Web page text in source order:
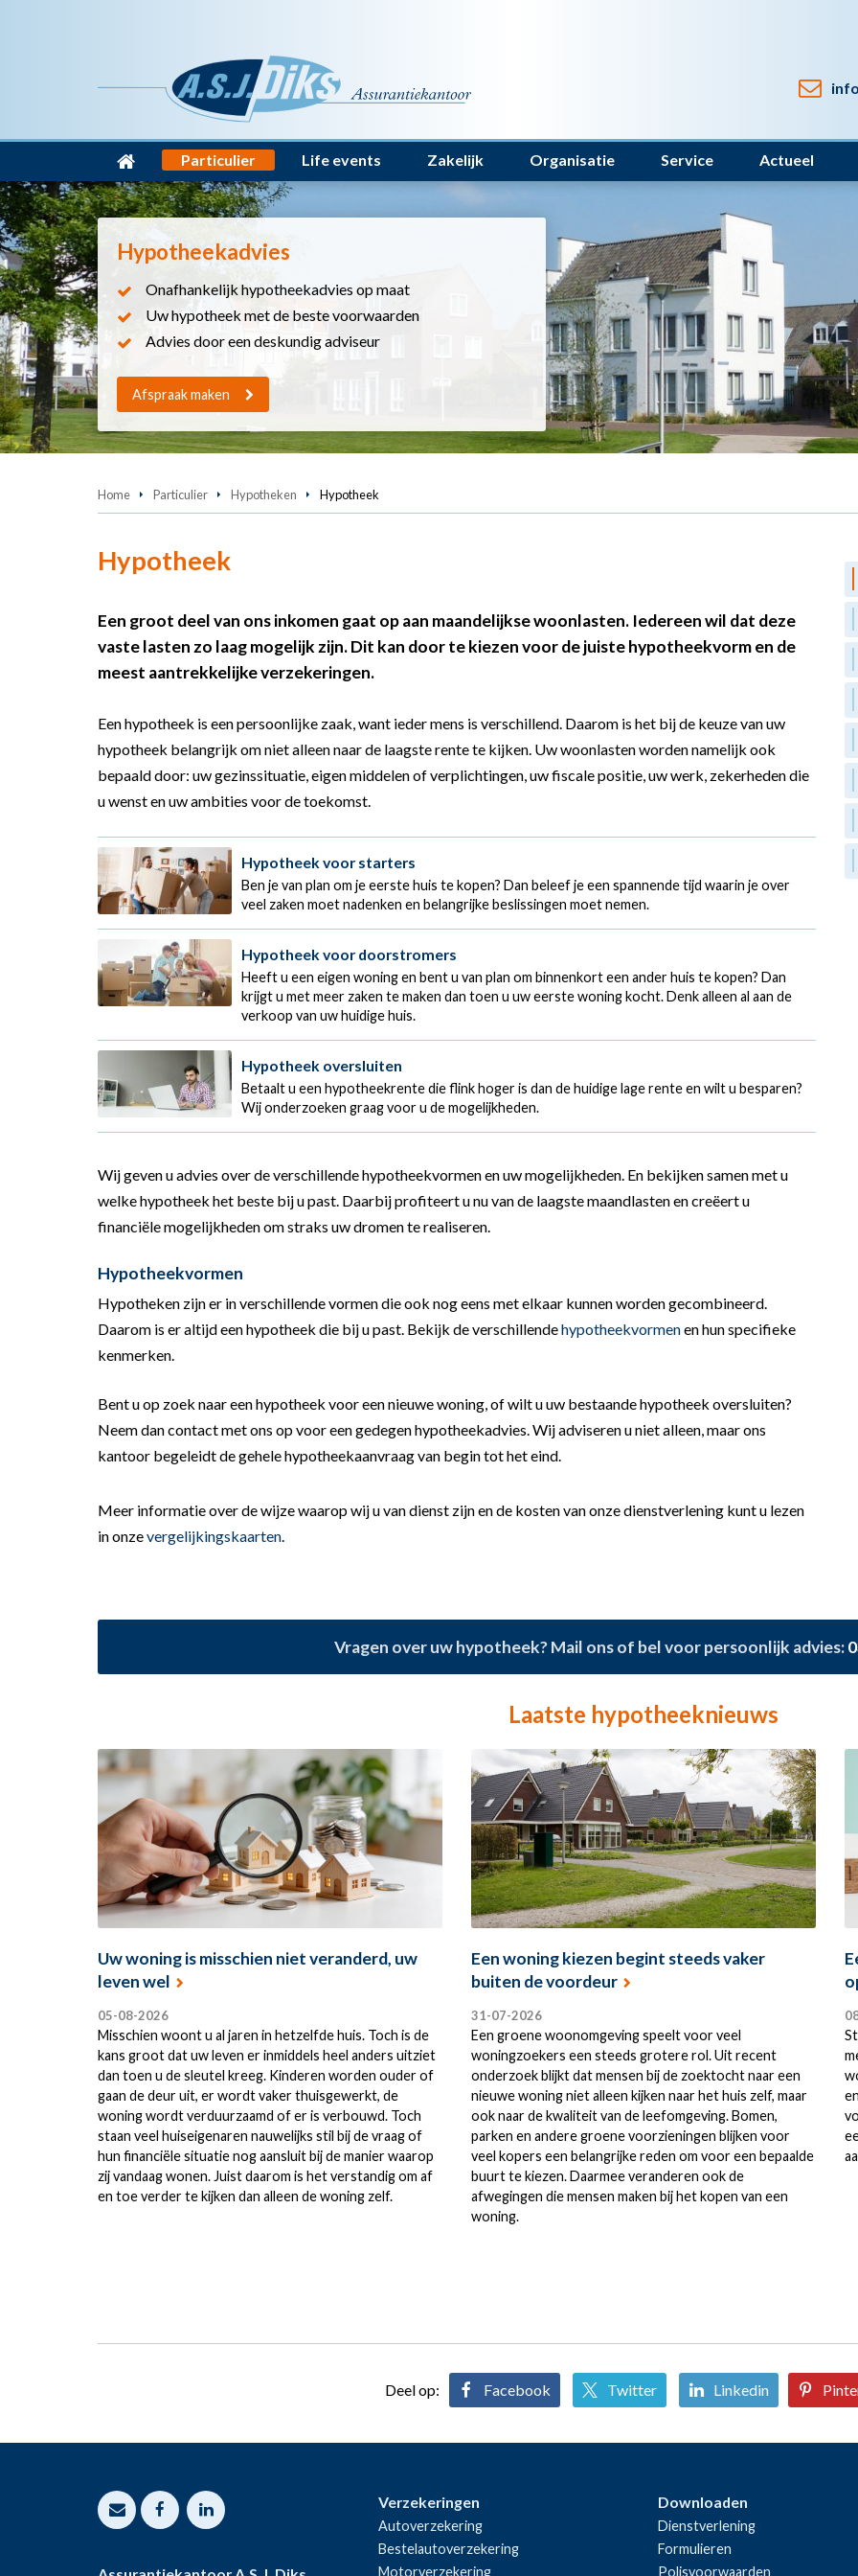
Particulier Life events Zakelijk Organisatie Service Actueel
Hypotheekadvies
Onafhankelijk hypotheekadvies op maat
Uw hypotheek met de beste voorwaarden
Advies door een deskundig adviseur
Afspraak maken
Home Particulier Hypotheken Hypotheek
Hypotheek
Een groot deel van ons inkomen gaat op aan maandelijkse woonlasten. Iedereen wil dat deze
vaste lasten zo laag mogelijk zijn. Dit kan door te kiezen voor de juiste hypotheekvorm en de
meest aantrekkelijke verzekeringen.
Een hypotheek is een persoonlijke zaak, want ieder mens is verschillend. Daarom is het bij de keuze van uw
hypotheek belangrijk om niet alleen naar de laagste rente te kijken. Uw woonlasten worden namelijk ook
bepaald door: uw gezinssituatie, eigen middelen of verplichtingen, uw fiscale positie, uw werk, zekerheden die
u wenst en uw ambities voor de toekomst.
Hypotheek voor starters
Ben je van plan om je eerste huis te kopen? Dan beleef je een spannende tijd waarin je over
veel zaken moet nadenken en belangrijke beslissingen moet nemen.
Hypotheek voor doorstromers
Heeft u een eigen woning en bent u van plan om binnenkort een ander huis te kopen? Dan
krijgt u met meer zaken te maken dan toen u uw eerste woning kocht. Denk alleen al aan de
verkoop van uw huidige huis.
Hypotheek oversluiten
Betaalt u een hypotheekrente die flink hoger is dan de huidige lage rente en wilt u besparen?
Wij onderzoeken graag voor u de mogelijkheden.
Wij geven u advies over de verschillende hypotheekvormen en uw mogelijkheden. En bekijken samen met u
welke hypotheek het beste bij u past. Daarbij profiteert u nu van de laagste maandlasten en creëert u
financiële mogelijkheden om straks uw dromen te realiseren.
Hypotheekvormen
Hypotheken zijn er in verschillende vormen die ook nog eens met elkaar kunnen worden gecombineerd.
Daarom is er altijd een hypotheek die bij u past. Bekijk de verschillendehypotheekvormenen hun specifieke
kenmerken.
Bent u op zoek naar een hypotheek voor een nieuwe woning, of wilt u uw bestaande hypotheek oversluiten?
Neem dan contact met ons op voor een gedegen hypotheekadvies. Wij adviseren u niet alleen, maar ons
kantoor begeleidt de gehele hypotheekaanvraag van begin tot het eind.
Meer informatie over de wijze waarop wij u van dienst zijn en de kosten van onze dienstverlening kunt u lezen
in onzevergelijkingskaarten.
Vragen over uw hypotheek? Mail ons of bel voor persoonlijk advies:
Laatste hypotheeknieuws
Uw woning is misschien niet veranderd, uw
leven wel
05-08-2026
Misschien woont u al jaren in hetzelfde huis. Toch is de
kans groot dat uw leven er inmiddels heel anders uitziet
dan toen u de sleutel kreeg. Kinderen worden ouder of
gaan de deur uit, er wordt vaker thuisgewerkt, de
woning wordt verduurzaamd of er is verbouwd. Toch
staan veel huiseigenaren nauwelijks stil bij de vraag of
hun financiële situatie nog aansluit bij de manier waarop
zij vandaag wonen. Juist daarom is het verstandig om af
en toe verder te kijken dan alleen de woning zelf.
Een woning kiezen begint steeds vaker
buiten de voordeur
31-07-2026
Een groene woonomgeving speelt voor veel
woningzoekers een steeds grotere rol. Uit recent
onderzoek blijkt dat mensen bij de zoektocht naar een
nieuwe woning niet alleen kijken naar het huis zelf, maar
ook naar de kwaliteit van de leefomgeving. Bomen,
parken en andere groene voorzieningen blijken voor
veel kopers een belangrijke reden om voor een bepaalde
buurt te kiezen. Daarmee veranderen ook de
afwegingen die mensen maken bij het kopen van een
woning.
Deel op: Facebook Twitter Linkedin
Verzekeringen
Autoverzekering
Bestelautoverzekering
Motorverzekering
Downloaden
Dienstverlening
Formulieren
Polisvoorwaarden